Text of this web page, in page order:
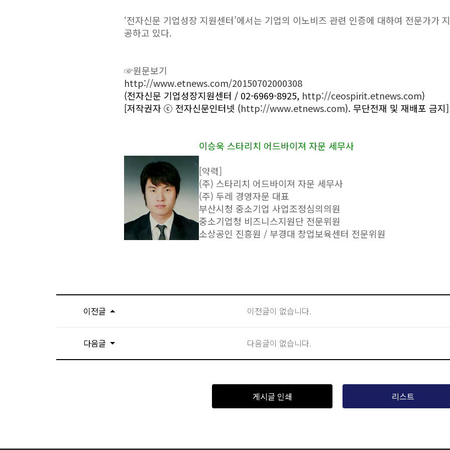
‘전자신문 기업성장 지원센터’에서는 기업의 이노비즈 관련 인증에 대하여 전문가가
공하고 있다.
☞원문보기
http://www.etnews.com/20150702000308
(전자신문 기업성장지원센터 / 02-6969-8925, http://ceospirit.etnews.com)
[저작권자 ⓒ 전자신문인터넷 (http://www.etnews.com). 무단전재 및 재배포 금지]
이승욱 스타리치 어드바이져 자문 세무사
[약력]
(주) 스타리치 어드바이져 자문 세무사
(주) 두레 경영자문 대표
부산시청 중소기업 사업조정심의의원
중소기업청 비즈니스지원단 전문위원
소상공인 진흥원 / 부경대 창업보육센터 전문위원
이전글 이전글이 없습니다.
다음글 다음글이 없습니다.
게시글 인쇄 리스트